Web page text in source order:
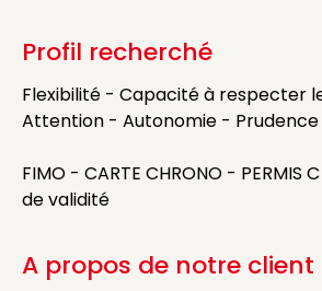
Profil recherché
Flexibilité - Capacité à respecter
Attention - Autonomie - Prudence
FIMO - CARTE CHRONO - PERMIS
de validité
A propos de notre client